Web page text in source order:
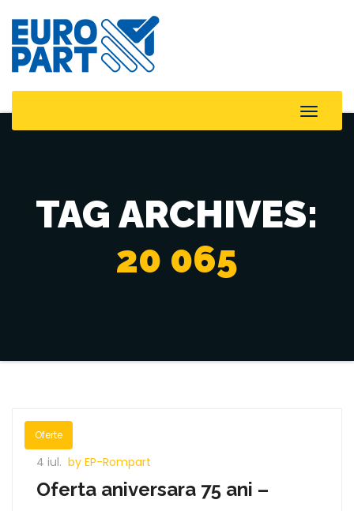
Toggle
TAG ARCHIVES:
20 065
Oferte
4 iul. by EP-Rompart
Oferta aniversara 75 ani –